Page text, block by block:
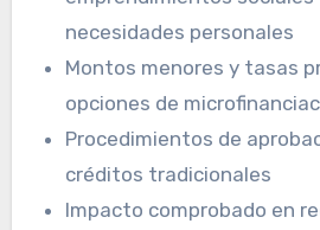
necesidades personales
Montos menores y tasas
opciones de
Procedimientos de
créditos tradicionales
Impacto comprobado en